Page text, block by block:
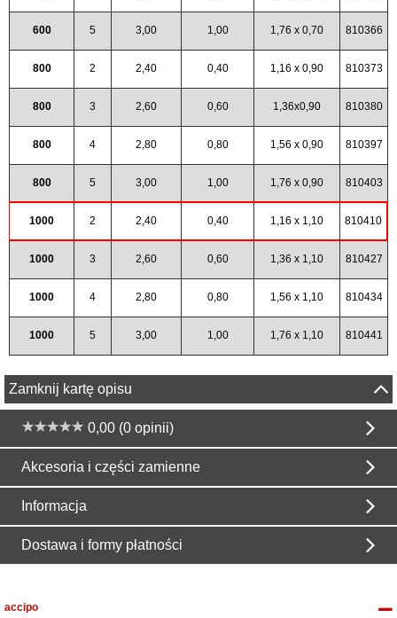
600 5 3,00 1,00 1,76 x 0,70 810366
800 2 2,40 0,40 1,16 x 0,90 810373
800 3 2,60 0,60 1,36x0,90 810380
800 4 2,80 0,80 1,56 x 0,90 810397
800 5 3,00 1,00 1,76 x 0,90 810403
1000 2 2,40 0,40 1,16 x 1,10 810410
1000 3 2,60 0,60 1,36 x 1,10 810427
1000 4 2,80 0,80 1,56 x 1,10 810434
1000 5 3,00 1,00 1,76 x 1,10 810441
Zamknij kartę opisu
0,00 (0 opinii)
Akcesoria i części zamienne
Informacja
Dostawa i formy płatności
accipo